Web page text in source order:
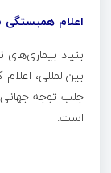
اعلام همبستگی
بنیاد بیماری‌های
بین‌المللی،
جلب توجه جهانی
است.